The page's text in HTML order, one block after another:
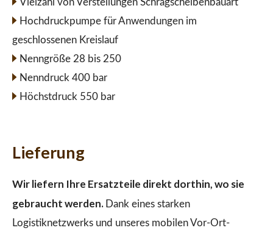
Vielzahl von Verstellungen Schrägscheibenbauart
Hochdruckpumpe für Anwendungen im
geschlossenen Kreislauf
Nenngröße 28 bis 250
Nenndruck 400 bar
Höchstdruck 550 bar
Lieferung
Wir liefern Ihre Ersatzteile direkt dorthin, wo sie
gebraucht werden. Dank eines starken
Logistiknetzwerks und unseres mobilen Vor-Ort-